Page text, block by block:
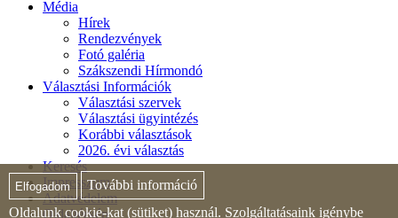
Elfogadom
További információ
Oldalunk cookie-kat (sütiket) használ. Szolgáltatásaink igénybe
Média
Hírek
Rendezvények
Fotó galéria
Szákszendi Hírmondó
Választási Információk
Választási szervek
Választási ügyintézés
Korábbi választások
2026. évi választás
Keresés
Impresszum
Adatvédelem
Oldaltérkép